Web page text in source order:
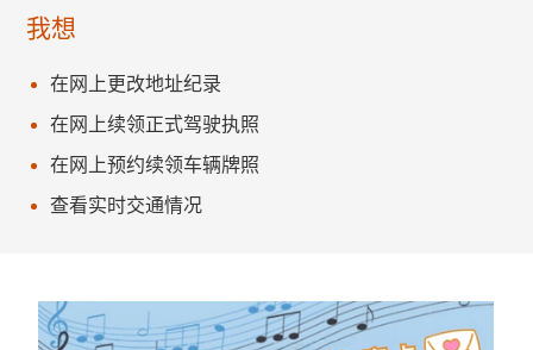
我想
在网上更改地址纪录
在网上续领正式驾驶执照
在网上预约续领车辆牌照
查看实时交通情况